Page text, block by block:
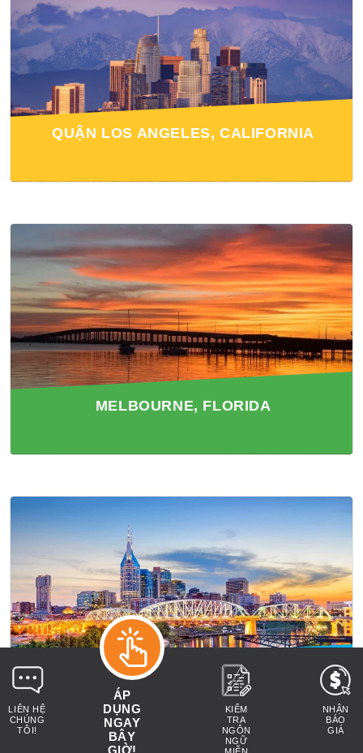
LIÊN HỆ
CHÚNG
TÔI!
NHẬN
BÁO
GIÁ
KIỂM
TRA
NGÔN
NGỮ
ÁP
DỤNG
NGAY
BÂY
GIỜ!
QUẬN LOS ANGELES, CALIFORNIA
MELBOURNE, FLORIDA
NASHVILLE, TENNESSEE